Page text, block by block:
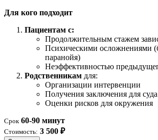
Для кого подходит
Пациентам с:
Продолжительным стажем
Психическими осложнениями
паранойя)
Неэффективностью
Родственникам для:
Организации интервенции
Получения заключения для суда
Оценки рисков для окружения
Срок 60-90 минут
Стоимость: 3 500 ₽